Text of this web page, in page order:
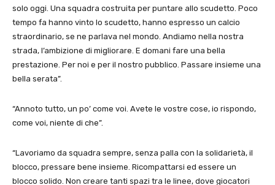
solo oggi. Una squadra costruita per puntare allo scudetto. Poco
tempo fa hanno vinto lo scudetto, hanno espresso un calcio
straordinario, se ne parlava nel mondo. Andiamo nella nostra
strada, l’ambizione di migliorare. E domani fare una bella
prestazione. Per noi e per il nostro pubblico. Passare insieme una
bella serata”.
“Annoto tutto, un po’ come voi. Avete le vostre cose, io rispondo,
come voi, niente di che”.
“Lavoriamo da squadra sempre, senza palla con la solidarietà, il
blocco, pressare bene insieme. Ricompattarsi ed essere un
blocco solido. Non creare tanti spazi tra le linee, dove giocatori